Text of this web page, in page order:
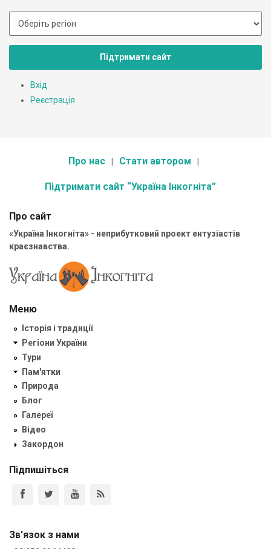
Підтримати сайт
Вхід
Реєстрація
Про нас Стати автором
Підтримати сайт “Україна Інкогніта”
Про сайт
«Україна Інкогніта» - неприбутковий проект ентузіастів
краєзнавства.
Меню
Історія і традиції
Регіони України
Тури
Пам'ятки
Природа
Блог
Галереї
Відео
Закордон
Підпишіться
Зв'язок з нами